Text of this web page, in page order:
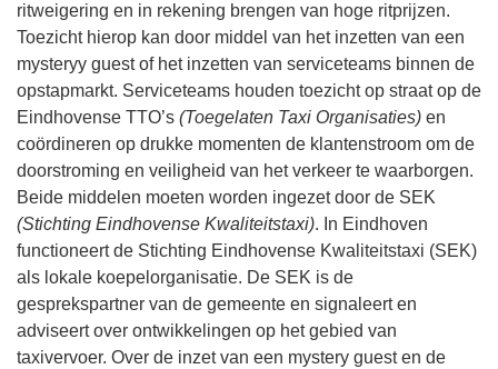
ritweigering en in rekening brengen van hoge ritprijzen.
Toezicht hierop kan door middel van het inzetten van een
mysteryy guest of het inzetten van serviceteams binnen de
opstapmarkt. Serviceteams houden toezicht op straat op de
Eindhovense TTO’s (Toegelaten Taxi Organisaties) en
coördineren op drukke momenten de klantenstroom om de
doorstroming en veiligheid van het verkeer te waarborgen.
Beide middelen moeten worden ingezet door de SEK
(Stichting Eindhovense Kwaliteitstaxi). In Eindhoven
functioneert de Stichting Eindhovense Kwaliteitstaxi (SEK)
als lokale koepelorganisatie. De SEK is de
gesprekspartner van de gemeente en signaleert en
adviseert over ontwikkelingen op het gebied van
taxivervoer. Over de inzet van een mystery guest en de